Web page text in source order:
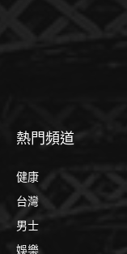
熱門頻道
健康
台灣
男士
娛樂